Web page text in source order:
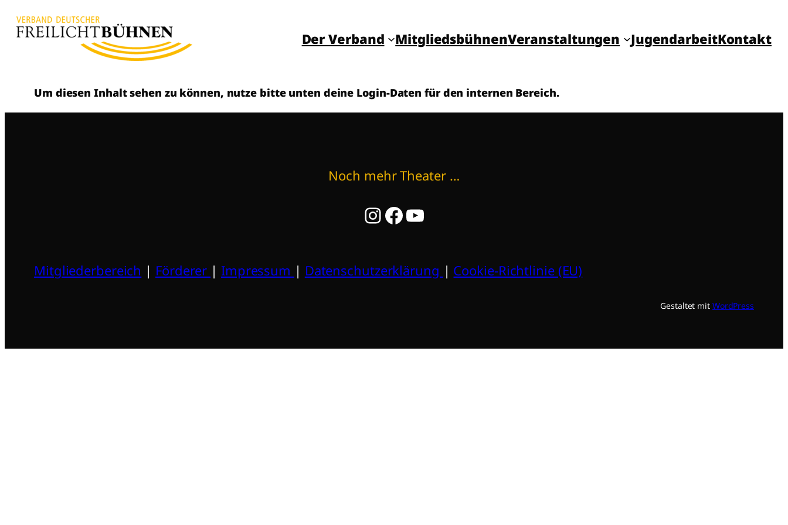
Der Verband Mitglieds­­bühnenVeranstal­tungen Jugend­arbeitKon­takt
Um diesen Inhalt sehen zu können, nutze bitte unten deine Login-Daten für den internen Bereich.
Noch mehr Theater …
Instagram
Facebook
YouTube
Mitgliederbereich | Förderer | Impressum | Datenschutzerklärung | Cookie-Richtlinie (EU)
Gestaltet mit WordPress